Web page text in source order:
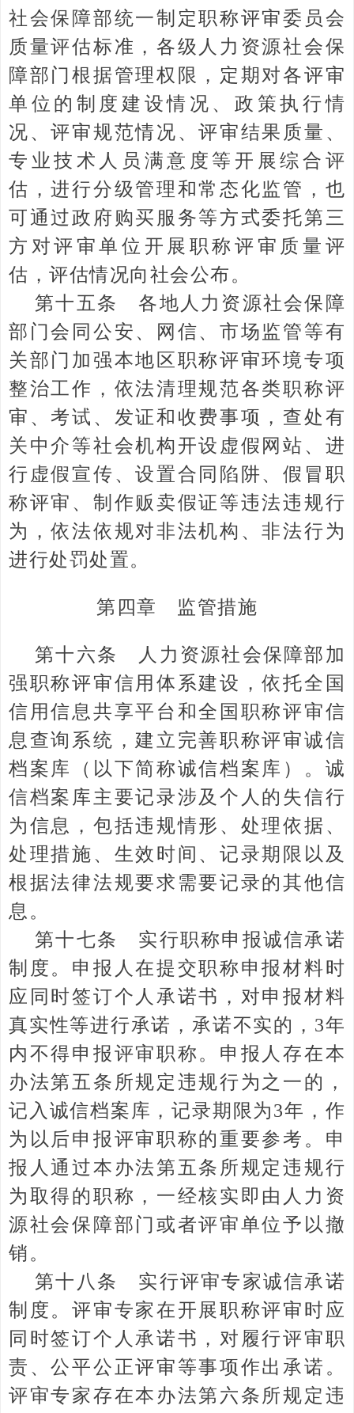
社会保障部统一制定职称评审委员会
质量评估标准，各级人力资源社会保
障部门根据管理权限，定期对各评审
单位的制度建设情况、政策执行情
况、评审规范情况、评审结果质量、
专业技术人员满意度等开展综合评
估，进行分级管理和常态化监管，也
可通过政府购买服务等方式委托第三
方对评审单位开展职称评审质量评
估，评估情况向社会公布。
第十五条 各地人力资源社会保障
部门会同公安、网信、市场监管等有
关部门加强本地区职称评审环境专项
整治工作，依法清理规范各类职称评
审、考试、发证和收费事项，查处有
关中介等社会机构开设虚假网站、进
行虚假宣传、设置合同陷阱、假冒职
称评审、制作贩卖假证等违法违规行
为，依法依规对非法机构、非法行为
进行处罚处置。
第四章 监管措施
第十六条 人力资源社会保障部加
强职称评审信用体系建设，依托全国
信用信息共享平台和全国职称评审信
息查询系统，建立完善职称评审诚信
档案库（以下简称诚信档案库）。诚
信档案库主要记录涉及个人的失信行
为信息，包括违规情形、处理依据、
处理措施、生效时间、记录期限以及
根据法律法规要求需要记录的其他信
息。
第十七条 实行职称申报诚信承诺
制度。申报人在提交职称申报材料时
应同时签订个人承诺书，对申报材料
真实性等进行承诺，承诺不实的，3年
内不得申报评审职称。申报人存在本
办法第五条所规定违规行为之一的，
记入诚信档案库，记录期限为3年，作
为以后申报评审职称的重要参考。申
报人通过本办法第五条所规定违规行
为取得的职称，一经核实即由人力资
源社会保障部门或者评审单位予以撤
销。
第十八条 实行评审专家诚信承诺
制度。评审专家在开展职称评审时应
同时签订个人承诺书，对履行评审职
责、公平公正评审等事项作出承诺。
评审专家存在本办法第六条所规定违